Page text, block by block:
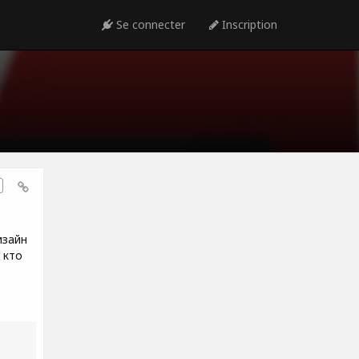
Se connecter Inscription